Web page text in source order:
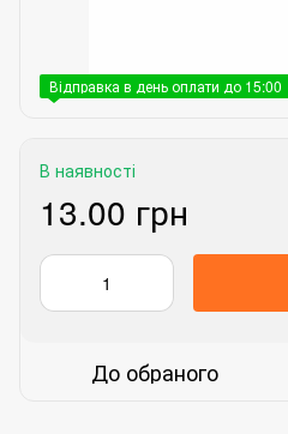
Відправка в день оплати до 15:00
В наявності
13.00 грн
До обраного